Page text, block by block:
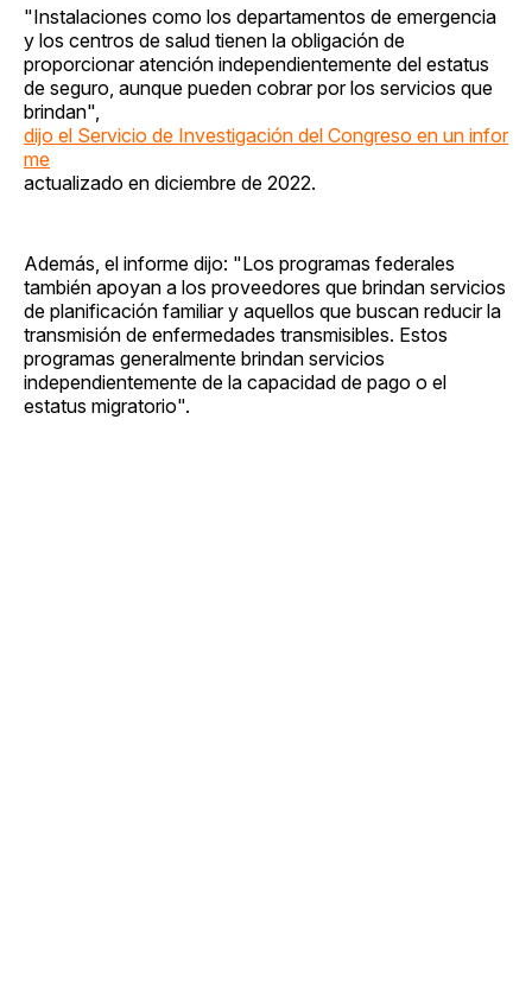
"Instalaciones como los departamentos de emergencia
y los centros de salud tienen la obligación de
proporcionar atención independientemente del estatus
de seguro, aunque pueden cobrar por los servicios que
brindan",
dijo el Servicio de Investigación del Congreso en un infor
me
actualizado en diciembre de 2022.
Además, el informe dijo: "Los programas federales
también apoyan a los proveedores que brindan servicios
de planificación familiar y aquellos que buscan reducir la
transmisión de enfermedades transmisibles. Estos
programas generalmente brindan servicios
independientemente de la capacidad de pago o el
estatus migratorio".